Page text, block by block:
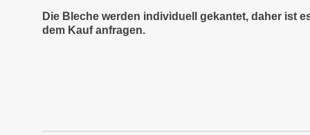
Die Bleche werden individuell gekantet, daher ist
dem Kauf anfragen.